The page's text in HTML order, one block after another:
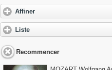
Affiner
Liste
Recommencer